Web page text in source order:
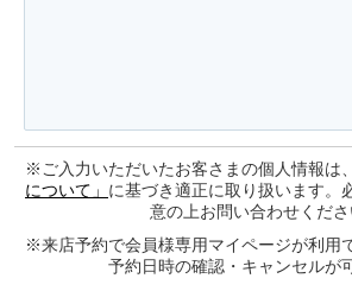
※ご入力いただいたお客さまの個人情報は、
について」 に基づき適正に取り扱います。
意の上お問い合わせくださ
※来店予約で会員様専用マイページが利用
予約日時の確認・キャンセルが